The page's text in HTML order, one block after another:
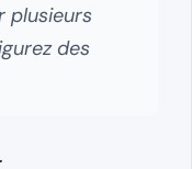
plusieurs
des